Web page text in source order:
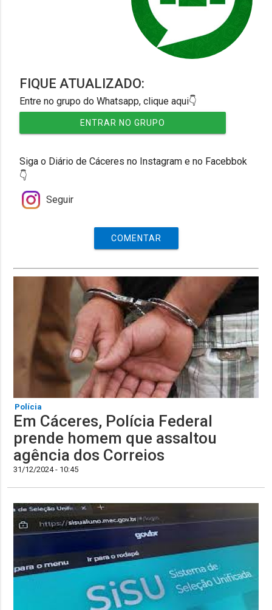
FIQUE ATUALIZADO:
Entre no grupo do Whatsapp, clique aqui👇
ENTRAR NO GRUPO
Siga o Diário de Cáceres no Instagram e no Facebbok
👇
Seguir
COMENTAR
Polícia
Em Cáceres, Polícia Federal
prende homem que assaltou
agência dos Correios
31/12/2024 - 10:45